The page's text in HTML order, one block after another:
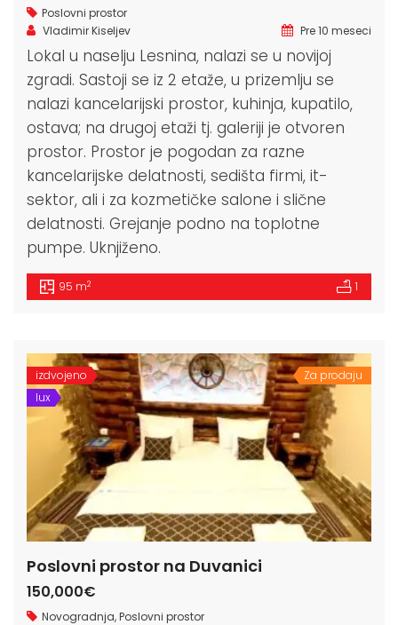
Poslovni prostor
Vladimir Kiseljev
Pre 10 meseci
Lokal u naselju Lesnina, nalazi se u novijoj
zgradi. Sastoji se iz 2 etaže, u prizemlju se
nalazi kancelarijski prostor, kuhinja, kupatilo,
ostava; na drugoj etaži tj. galeriji je otvoren
prostor. Prostor je pogodan za razne
kancelarijske delatnosti, sedišta firmi, it-
sektor, ali i za kozmetičke salone i slične
delatnosti. Grejanje podno na toplotne
pumpe. Uknjiženo.
95 m2 1
izdvojeno
lux
Za prodaju
Poslovni prostor na Duvanici
150,000€
Novogradnja,Poslovni prostor